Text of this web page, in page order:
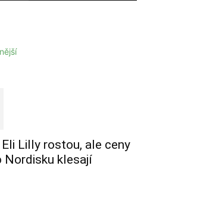
Eli Lilly rostou, ale ceny
Nordisku klesají